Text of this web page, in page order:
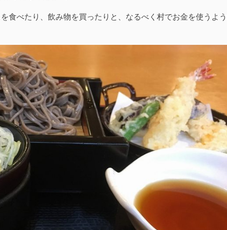
食べたり、飲み物を買ったりと、なるべく村でお金を使うよ